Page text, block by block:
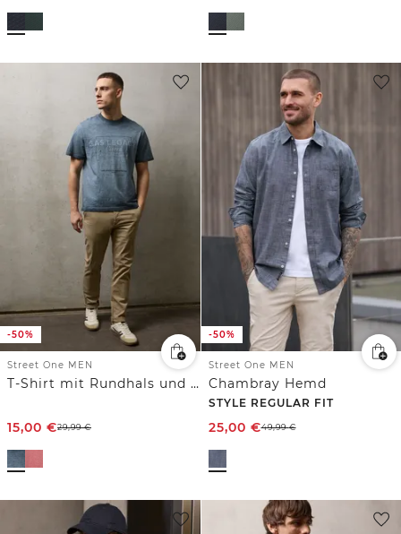
-50%
Street One MEN
T-Shirt mit Rundhals und Artwork
15,00 €29,99€
-50%
Street One MEN
Chambray Hemd
STYLE REGULAR FIT
25,00 €49,99€